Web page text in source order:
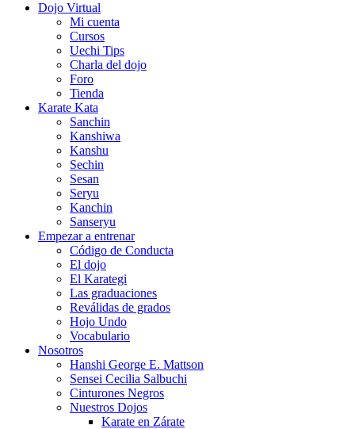
Dojo Virtual
Mi cuenta
Cursos
Uechi Tips
Charla del dojo
Foro
Tienda
Karate Kata
Sanchin
Kanshiwa
Kanshu
Sechin
Sesan
Seryu
Kanchin
Sanseryu
Empezar a entrenar
Código de Conducta
El dojo
El Karategi
Las graduaciones
Reválidas de grados
Hojo Undo
Vocabulario
Nosotros
Hanshi George E. Mattson
Sensei Cecilia Salbuchi
Cinturones Negros
Nuestros Dojos
Karate en Zárate